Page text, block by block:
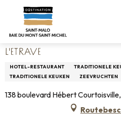
contenu
Home Wonen zoals thuis
L'Etrave
L'ETRAVE
HOTEL-RESTAURANT TRADITIONELE
TRADITIONELE KEUKEN
ZEEVRUCHTEN
138 boulevard Hébert